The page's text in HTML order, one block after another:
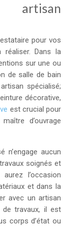
artisan
pour vos
Dans la
sur une ou
de salle de bain
spécialisé;
décorative,
est crucial pour
d’ouvrage
n’engage aucun
soignés et
l’occasion
et dans la
avec un artisan
de travaux, il est
corps d’état ou